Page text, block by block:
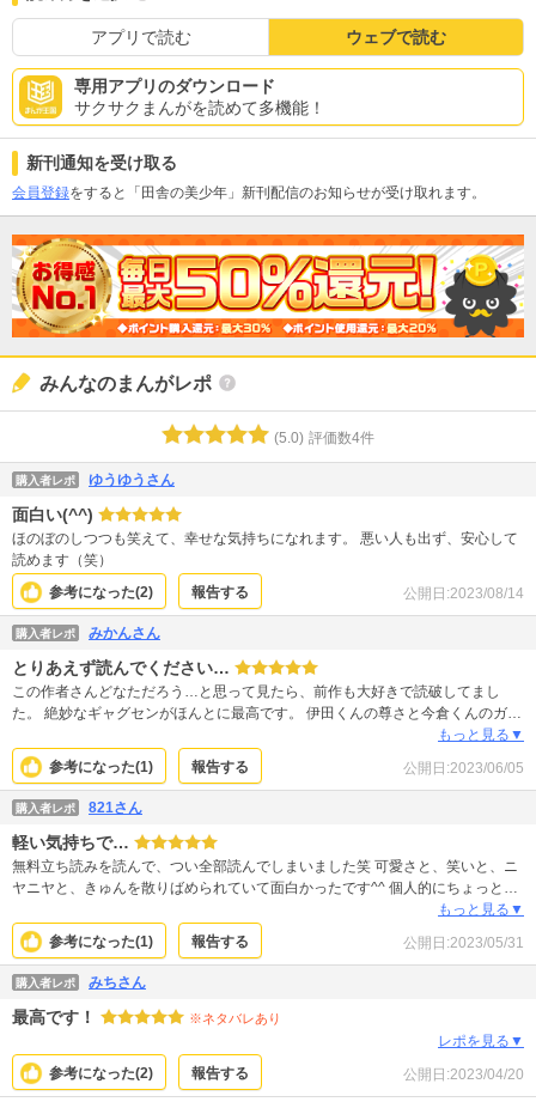
アプリで読む ウェブで読む
専用アプリのダウンロード
サクサクまんがを読めて多機能！
新刊通知を受け取る
会員登録をすると「田舎の美少年」新刊配信のお知らせが受け取れます。
みんなのまんがレポ
(5.0) 評価数4件
購入者レポ ゆうゆうさん
面白い(^^)
ほのぼのしつつも笑えて、幸せな気持ちになれます。 悪い人も出ず、安心して
読めます（笑）
参考になった(2) 報告する 公開日:2023/08/14
購入者レポ みかんさん
とりあえず読んでください…
この作者さんどなただろう…と思って見たら、前作も大好きで読破してまし
た。 絶妙なギャグセンがほんとに最高です。 伊田くんの尊さと今倉くんのガチ
オタ具合がもう。 少々お高く感じるかもしれませんが、損はしません。もっと見る▼
参考になった(1) 報告する 公開日:2023/06/05
購入者レポ 821さん
軽い気持ちで…
無料立ち読みを読んで、つい全部読んでしまいました笑 可愛さと、笑いと、ニ
ヤニヤと、きゅんを散りばめられていて面白かったです^^ 個人的にちょっと岡
田あーみん味(『ルナティック雑技団』的な…)を感じるところもあってハマりま
した笑
もっと見る▼
参考になった(1) 報告する 公開日:2023/05/31
購入者レポ みちさん
最高です！ ※ネタバレあり
レポを見る▼
参考になった(2) 報告する 公開日:2023/04/20